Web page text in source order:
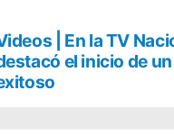
| En la TV
el inicio de